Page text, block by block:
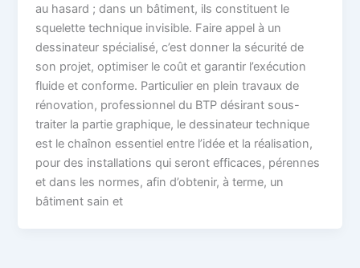
au hasard ; dans un bâtiment, ils constituent le
squelette technique invisible. Faire appel à un
dessinateur spécialisé, c’est donner la sécurité de
son projet, optimiser le coût et garantir l’exécution
fluide et conforme. Particulier en plein travaux de
rénovation, professionnel du BTP désirant sous-
traiter la partie graphique, le dessinateur technique
est le chaînon essentiel entre l’idée et la réalisation,
pour des installations qui seront efficaces, pérennes
et dans les normes, afin d’obtenir, à terme, un
bâtiment sain et